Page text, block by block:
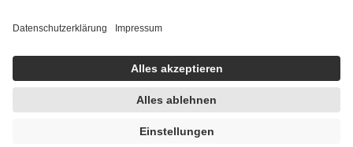
getroffen, um sicherzustellen, dass es sich um echte Bewertungen
https://help.etrusted.com/hc/de/articles/4419944605341
Einige Bilder und Inhalte wurden unter Zuhilfenahme künstlicher